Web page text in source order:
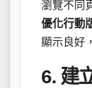
瀏覽不同
優化行動
顯示良好
6. 建